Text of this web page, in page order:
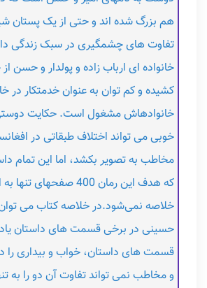
هم بزرگ شده اند و حتی از یک پستان
تفاوت های چشمگیری در سبک زندگی
خانواده ای ارباب زاده و پولدار و حسن
کشیده و کم توان به عنوان خدمتکار در
خانوادهاش مشغول است. حکایت
خوبی می تواند اختلاف طبقاتی در
مخاطب به تصویر بکشد، اما این تمام
که هدف این رمان 400
خلاصه نمی‌شود.در خلاصه کتاب می
حسینی در برخی قسمت های داستان
قسمت های داستان، خواب و بیداری را
و مخاطب نمی تواند تفاوت آن دو را به